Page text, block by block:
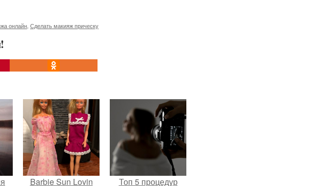
онлайн Сделать макияж прическу
Barbie Sun Lovin
Топ 5 процедур